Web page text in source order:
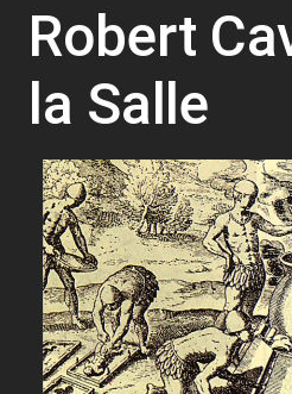
Robert
la Salle